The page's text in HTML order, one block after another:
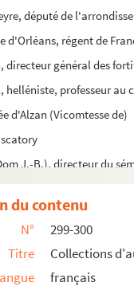
député de
d'Orléans, régent de
directeur général des
helléniste, professeur au
d'Alzan (Vicomtesse de)
J.-B.), directeur du
député du Gers
général grec
de l'Hérault (André,
Cimier, peintre
carcassonnais
du contenu
N°
299-300
Titre
Collections
français